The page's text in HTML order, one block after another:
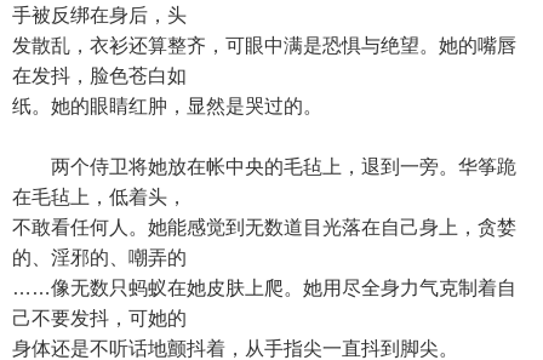
手被反绑在身后，头
发散乱，衣衫还算整齐，可眼中满是恐惧与绝望。她的嘴唇
在发抖，脸色苍白如
纸。她的眼睛红肿，显然是哭过的。
两个侍卫将她放在帐中央的毛毡上，退到一旁。华筝跪
在毛毡上，低着头，
不敢看任何人。她能感觉到无数道目光落在自己身上，贪婪
的、淫邪的、嘲弄的
……像无数只蚂蚁在她皮肤上爬。她用尽全身力气克制着自
己不要发抖，可她的
身体还是不听话地颤抖着，从手指尖一直抖到脚尖。